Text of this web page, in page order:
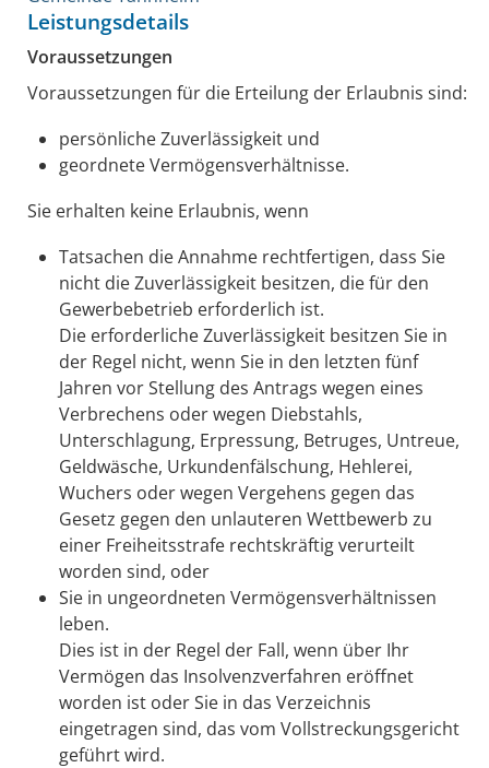
Leistungsdetails
Voraussetzungen
Voraussetzungen für die Erteilung der Erlaubnis sind:
persönliche Zuverlässigkeit und
geordnete Vermögensverhältnisse.
Sie erhalten keine Erlaubnis, wenn
Tatsachen die Annahme rechtfertigen, dass Sie
nicht die Zuverlässigkeit besitzen, die für den
Gewerbebetrieb erforderlich ist.
Die erforderliche Zuverlässigkeit besitzen Sie in
der Regel nicht, wenn Sie in den letzten fünf
Jahren vor Stellung des Antrags wegen eines
Verbrechens oder wegen Diebstahls,
Unterschlagung, Erpressung, Betruges, Untreue,
Geldwäsche, Urkundenfälschung, Hehlerei,
Wuchers oder wegen Vergehens gegen das
Gesetz gegen den unlauteren Wettbewerb zu
einer Freiheitsstrafe rechtskräftig verurteilt
worden sind, oder
Sie in ungeordneten Vermögensverhältnissen
leben.
Dies ist in der Regel der Fall, wenn über Ihr
Vermögen das Insolvenzverfahren eröffnet
worden ist oder Sie in das Verzeichnis
eingetragen sind, das vom Vollstreckungsgericht
geführt wird.